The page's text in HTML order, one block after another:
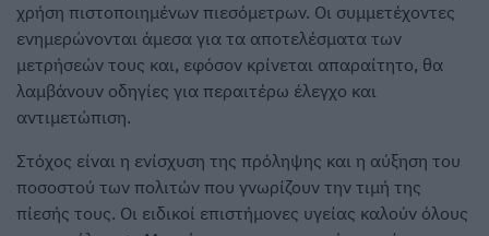
χρήση πιστοποιημένων πιεσόμετρων. Οι συμμετέχοντες
ενημερώνονται άμεσα για τα αποτελέσματα των
μετρήσεών τους και, εφόσον κρίνεται απαραίτητο, θα
λαμβάνουν οδηγίες για περαιτέρω έλεγχο και
αντιμετώπιση.
Στόχος είναι η ενίσχυση της πρόληψης και η αύξηση του
ποσοστού των πολιτών που γνωρίζουν την τιμή της
πίεσής τους. Οι ειδικοί επιστήμονες υγείας καλούν όλους